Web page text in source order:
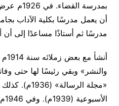
بمدرسة
أن يعمل مدرسًا بكلية الآداب
مدرسًا ثم أستاذًا مساعدًا إلى أن
«مجلة